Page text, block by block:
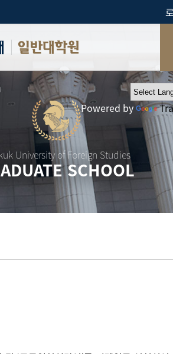
일반대학원
University of Foreign Studies
SCHOOL
Powered by